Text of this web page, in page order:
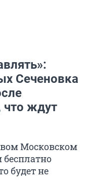
Сеченовка
что ждут
Московском
бесплатно
будет не